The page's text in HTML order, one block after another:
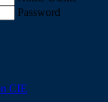
Password
CIE